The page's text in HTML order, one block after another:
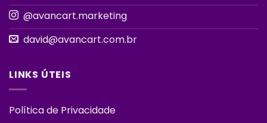
@avancart.marketing
david@avancart.com.br
LINKS ÚTEIS
Política de Privacidade